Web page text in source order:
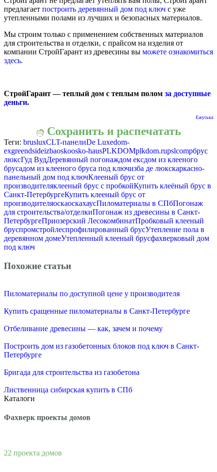
предлагает построить деревянный дом под ключ с уже
утепленными полами из лучших и безопасных материалов.
Мы строим только с применением собственных материалов
для строительства и отделки, с прайсом на изделия от
компании СтройГарант из древесины вы можете ознакомиться
здесь.
СтройГарант — теплый дом с теплым полом за доступные
деньги.
Ежуська
Сохранить и распечатать
Теги: brusluxCLT-панелиDe Luxedom-
exgreendsideizbaoskoosko-hausPLKDOMplkdom.rupslcompбрус
люксГуд ВудДеревянный погонаждом ексдом из клееного
брусадом из клееного бруса под ключизба де люкскаркасно-
панельный дом под ключКлееный брус от
производителяклееный брус с пробкойКупить клеёный брус в
Санкт-ПетербургеКупить клееный брус от
производителяоскаоскахаусПиломатериалы в СПбПогонаж
для строительства/отделкиПогонаж из древесины в Санкт-
ПетербургеПриозерский ЛесокомбинатПробковый клееный
бруспромстройлеспрофилированный брусУтепление пола в
деревянном домеУтепленный клееный брусфахверковый дом
под ключ
Похожие статьи
Пиломатериалы по доступной цене у производителя
Купить сращенные пиломатериалы в Санкт-Петербурге
Отбеливание древесины — как, зачем и почему
Построить дом из газобетонных блоков под ключ в Санкт-
Петербурге
Бригада для строительства из газобетона
Лиственница сибирская купить в СПб
Каталоги
Фахверк проекты домов
22 проекта домов